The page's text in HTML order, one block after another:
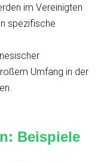
im Vereinigten
spezifische
Umfang in der
Beispiele